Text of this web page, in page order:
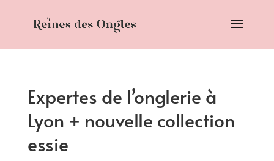
Expertes de l’onglerie à
Lyon + nouvelle collection
essie